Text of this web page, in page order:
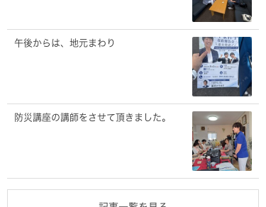
午後からは、地元まわり
防災講座の講師をさせて頂きました。